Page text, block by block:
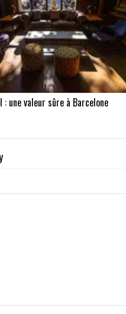
: une valeur sûre à Barcelone